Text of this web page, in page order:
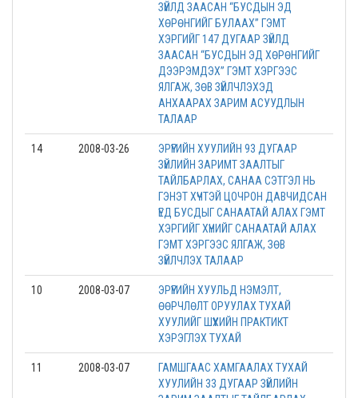
ЗҮЙЛД ЗААСАН “БУСДЫН ЭД
ХӨРӨНГИЙГ БУЛААХ” ГЭМТ
ХЭРГИЙГ 147 ДУГААР ЗҮЙЛД
ЗААСАН “БУСДЫН ЭД ХӨРӨНГИЙГ
ДЭЭРЭМДЭХ” ГЭМТ ХЭРГЭЭС
ЯЛГАЖ, ЗӨВ ЗҮЙЛЧЛЭХЭД
АНХААРАХ ЗАРИМ АСУУДЛЫН
ТАЛААР
14 2008-03-26
ЭРҮҮГИЙН ХУУЛИЙН 93 ДУГААР
ЗҮЙЛИЙН ЗАРИМТ ЗААЛТЫГ
ТАЙЛБАРЛАХ, САНАА СЭТГЭЛ НЬ
ГЭНЭТ ХҮЧТЭЙ ЦОЧРОН ДАВЧИДСАН
ҮЕД БУСДЫГ САНААТАЙ АЛАХ ГЭМТ
ХЭРГИЙГ ХҮНИЙГ САНААТАЙ АЛАХ
ГЭМТ ХЭРГЭЭС ЯЛГАЖ, ЗӨВ
ЗҮЙЛЧЛЭХ ТАЛААР
10 2008-03-07
ЭРҮҮГИЙН ХУУЛЬД НЭМЭЛТ,
ӨӨРЧЛӨЛТ ОРУУЛАХ ТУХАЙ
ХУУЛИЙГ ШҮҮХИЙН ПРАКТИКТ
ХЭРЭГЛЭХ ТУХАЙ
11 2008-03-07
ГАМШГААС ХАМГААЛАХ ТУХАЙ
ХУУЛИЙН 33 ДУГААР ЗҮЙЛИЙН